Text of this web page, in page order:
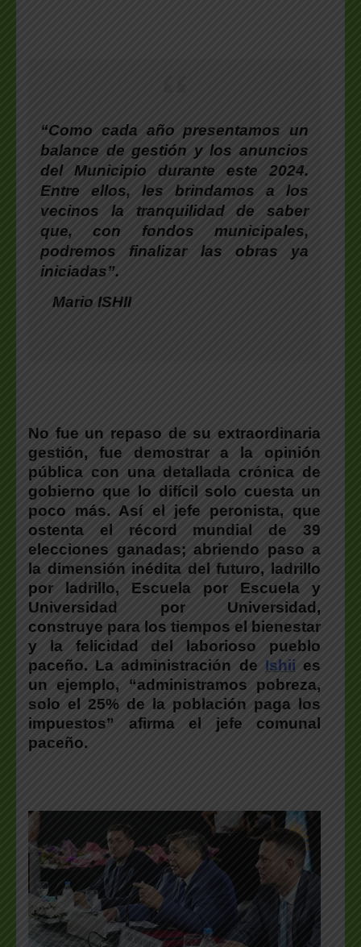
“Como cada año presentamos un
balance de gestión y los anuncios
del Municipio durante este 2024.
Entre ellos, les brindamos a los
vecinos la tranquilidad de saber
que, con fondos municipales,
podremos finalizar las obras ya
iniciadas”.
Mario ISHII
No fue un repaso de su extraordinaria
gestión, fue demostrar a la opinión
pública con una detallada crónica de
gobierno que lo difícil solo cuesta un
poco más. Así el jefe peronista, que
ostenta el récord mundial de 39
elecciones ganadas; abriendo paso a
la dimensión inédita del futuro, ladrillo
por ladrillo, Escuela por Escuela y
Universidad por Universidad,
construye para los tiempos el bienestar
y la felicidad del laborioso pueblo
paceño. La administración de Ishii es
un ejemplo, “administramos pobreza,
solo el 25% de la población paga los
impuestos” afirma el jefe comunal
paceño.